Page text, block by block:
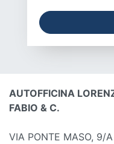
AUTOFFICINA
FABIO & C.
VIA PONTE MASO, 9/A